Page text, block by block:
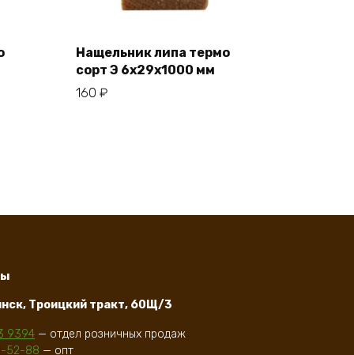
Нащельник липа термо
сорт Э 6x29x1000 мм
160 ₽
В корзину
Троицкий тракт, 60Щ/3
9394 — отдел розничных продаж
52-88 — опт